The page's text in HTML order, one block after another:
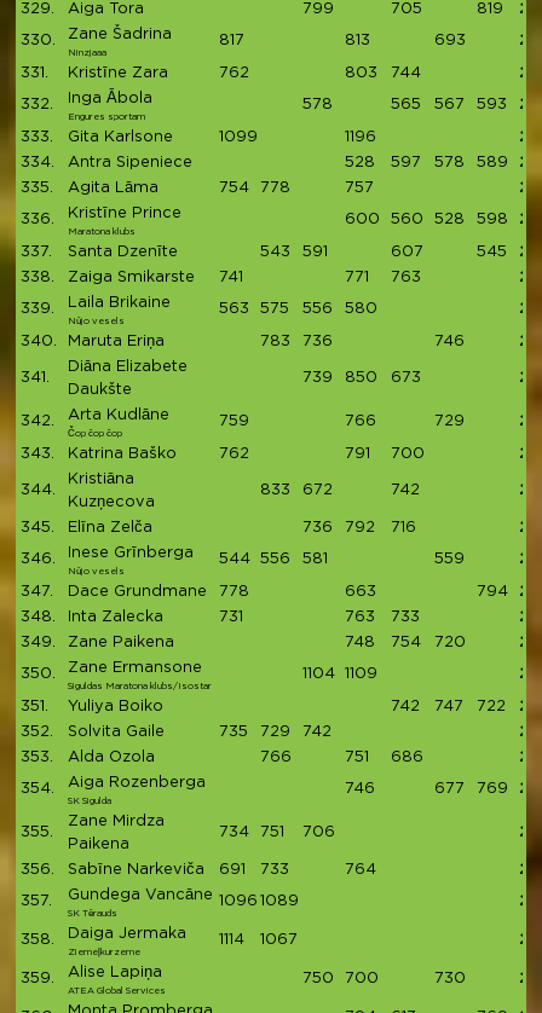
329.
Aiga Tora 799 705 819
330. Zane Šadrina
Ninzjaaa
817 813 693
331. Kristīne Zara 762 803 744
332. Inga Ābola
Engures sportam
578 565 567 593
333. Gita Karlsone 1099 1196
334.
Antra Sipeniece 528 597 578 589
335.
Agita Lāma 754 778 757
336. Kristīne Prince
Maratona klubs
600 560 528 598
337. Santa Dzenīte 543 591 607 545
338.
Zaiga Smikarste 741 771 763
339. Laila Brikaine
Nūjo vesels
563 575 556 580
340. Maruta Eriņa 783 736 746
341.
Diāna Elizabete
Daukšte
739 850 673
342. Arta Kudlāne
Čop čop čop
759 766 729
343. Katrina Baško 762 791 700
344.
Kristiāna
Kuzņecova
833 672 742
345. Elīna Zelča 736 792 716
346. Inese Grīnberga
Nūjo vesels
544 556 581 559
347. Dace Grundmane 778 663 794
348.
Inta Zalecka 731 763 733
349.
Zane Paikena 748 754 720
350. Zane Ermansone
Siguldas Maratona klubs/Isostar
1104 1109
351. Yuliya Boiko 742 747 722
352.
Solvita Gaile 735 729 742
353.
Alda Ozola 766 751 686
354. Aiga Rozenberga
SK Sigulda
746 677 769
355.
Zane Mirdza
Paikena
734 751 706
356. Sabīne Narkeviča 691 733 764
357. Gundega Vancāne
SK Tērauds
1096 1089
358. Daiga Jermaka
Ziemeļkurzeme
1114 1067
359. Alise Lapiņa
ATEA Global Services
750 700 730